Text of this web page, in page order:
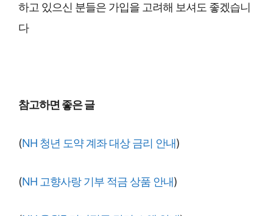
하고 있으신 분들은 가입을 고려해 보셔도 좋겠습니
다
참고하면 좋은 글
(NH 청년 도약 계좌 대상 금리 안내)
(NH 고향사랑 기부 적금 상품 안내)